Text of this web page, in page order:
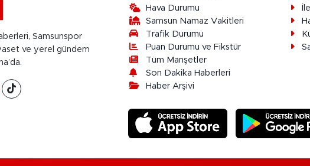
Samsunspor
ve yerel gündem
Hava Durumu
Samsun Namaz Vakitleri
Trafik Durumu
Puan Durumu ve Fikstür
Tüm Manşetler
Son Dakika Haberleri
Haber Arşivi